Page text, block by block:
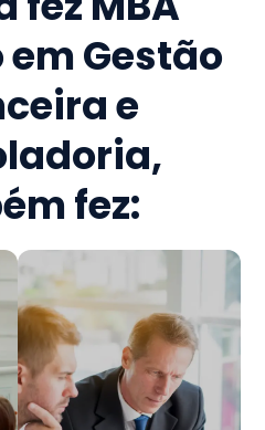
Gestão
e
,
fez: